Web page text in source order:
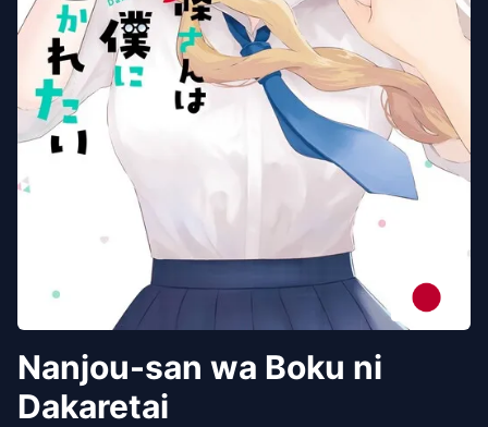
Nanjou-san wa Boku ni
Dakaretai